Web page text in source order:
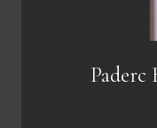
Paderc